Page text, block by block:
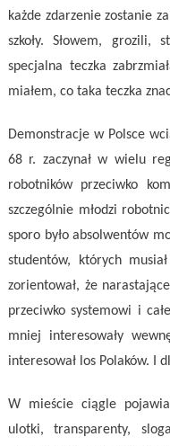
każde zdarzenie zostanie
szkoły. Słowem, grozili,
specjalna teczka
miałem, co taka teczka
Demonstracje w Polsce
68 r. zaczynałw wielu
robotników przeciwko
szczególnie młodzi
sporo było absolwentów
studentów, których
zorientował, że
przeciwko systemowi i
mniej interesowały
interesował los Polaków. I
W mieście ciągle
ulotki, transparenty,